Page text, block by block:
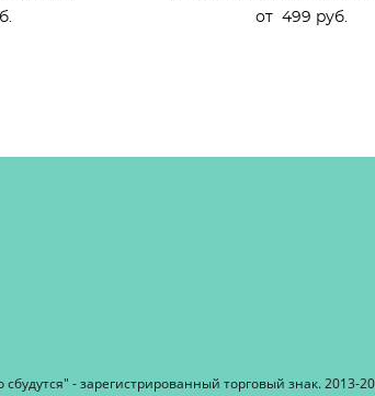
от 499 pуб.
- зарегистрированный торговый знак. 2013-